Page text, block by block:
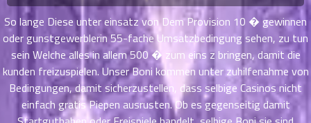
So lange Diese unter einsatz von Dem Provision 10 � gewinnen
oder gunstgewerblerin 55-fache Umsatzbedingung sehen, zu tun
sein Welche alles in allem 500 � zum eins z bringen, damit die
kunden freizuspielen. Unser Boni kommen unter zuhilfenahme von
Bedingungen, damit sicherzustellen, dass selbige Casinos nicht
einfach gratis Piepen ausrusten. Ob es gegenseitig damit
ที่
น
10
ตอน
ที่
ม
11